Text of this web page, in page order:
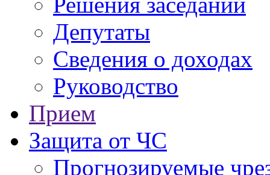
Депутаты
Сведения о доходах
Руководство
Прием
Защита от ЧС
Прогнозируемые